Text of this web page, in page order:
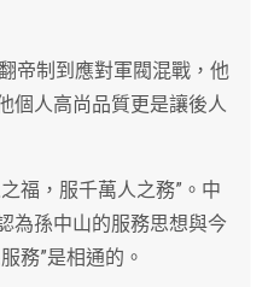
帝制到應對軍閥混戰，他
個人高尚品質更是讓後人
福，服千萬人之務”。中
為孫中山的服務思想與今
務”是相通的。